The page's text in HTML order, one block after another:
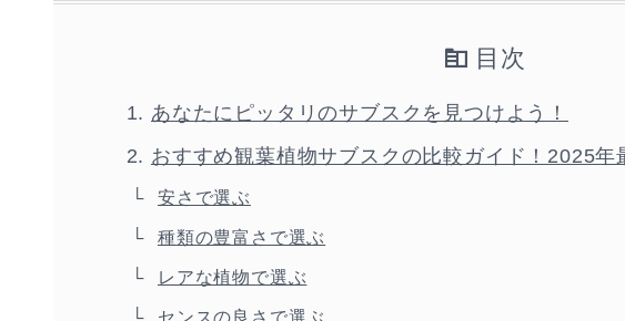
目次
あなたにピッタリのサブスクを見つけよう！
おすすめ観葉植物サブスクの比較ガイド！2025年
安さで選ぶ
種類の豊富さで選ぶ
レアな植物で選ぶ
センスの良さで選ぶ